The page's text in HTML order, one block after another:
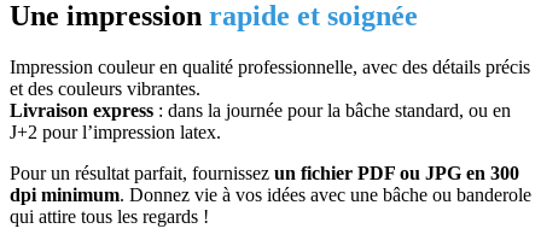
Une impression rapide et soignée
Impression couleur en qualité professionnelle, avec des détails précis
et des couleurs vibrantes.
Livraison express : dans la journée pour la bâche standard, ou en
J+2 pour l’impression latex.
Pour un résultat parfait, fournissez un fichier PDF ou JPG en 300
dpi minimum. Donnez vie à vos idées avec une bâche ou banderole
qui attire tous les regards !